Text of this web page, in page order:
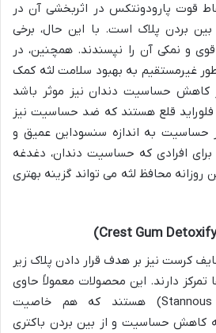
قوت پارودونتکس در اثربخشی آن در
بردن پلاک است. با این حال، برخی
و نمکی آن را نپسندند. همچنین، در
غیرمستقیم به بهبود سلامت لثه کمک
حساسیت دندان نیز موثر باشد
قلع هستند که ضد حساسیت نیز
حساسیت به اندازه سنسوداین عمیق و
افرادی که حساسیت دندان، دغدغه
محافظ لثه می تواند گزینه بهتری
کرست نیز بر هدف قرار دادن پلاک زیر
دارند. این محصولات معمولاً حاوی
فلوراید قلع (Stannous Fluoride) هستند که هم خاصیت
کاهش حساسیت و از بین بردن باکتری